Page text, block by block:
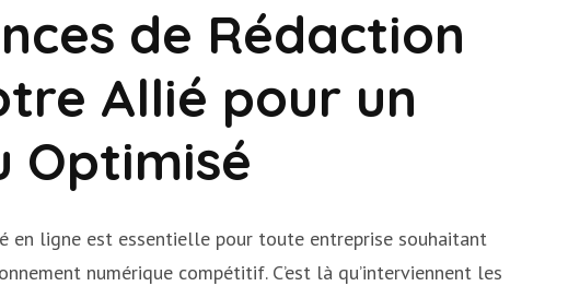
de Rédaction
Allié pour un
Optimisé
en ligne est essentielle pour toute entreprise souhaitant
numérique compétitif. C’est là qu’interviennent les